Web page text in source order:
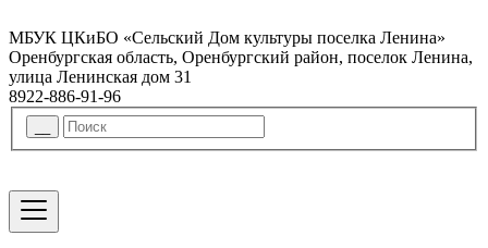
МБУК ЦКиБО «Сельский Дом культуры поселка Ленина»
Оренбургская область, Оренбургский район, поселок Ленина,
улица Ленинская дом 31
8922-886-91-96